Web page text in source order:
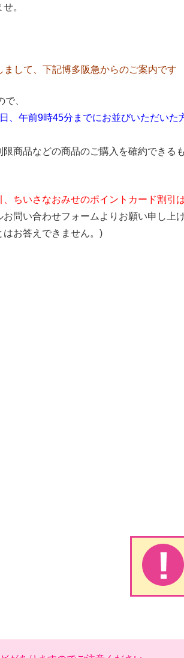
。
して、下記博多阪急からのご案内です
、
午前9時45分までにお並びいただいた
商品などの商品のご購入を確約できる
ちいさなおみせのポイントカード割引
問い合わせフォームよりお願い申し上
はお答えできません。)